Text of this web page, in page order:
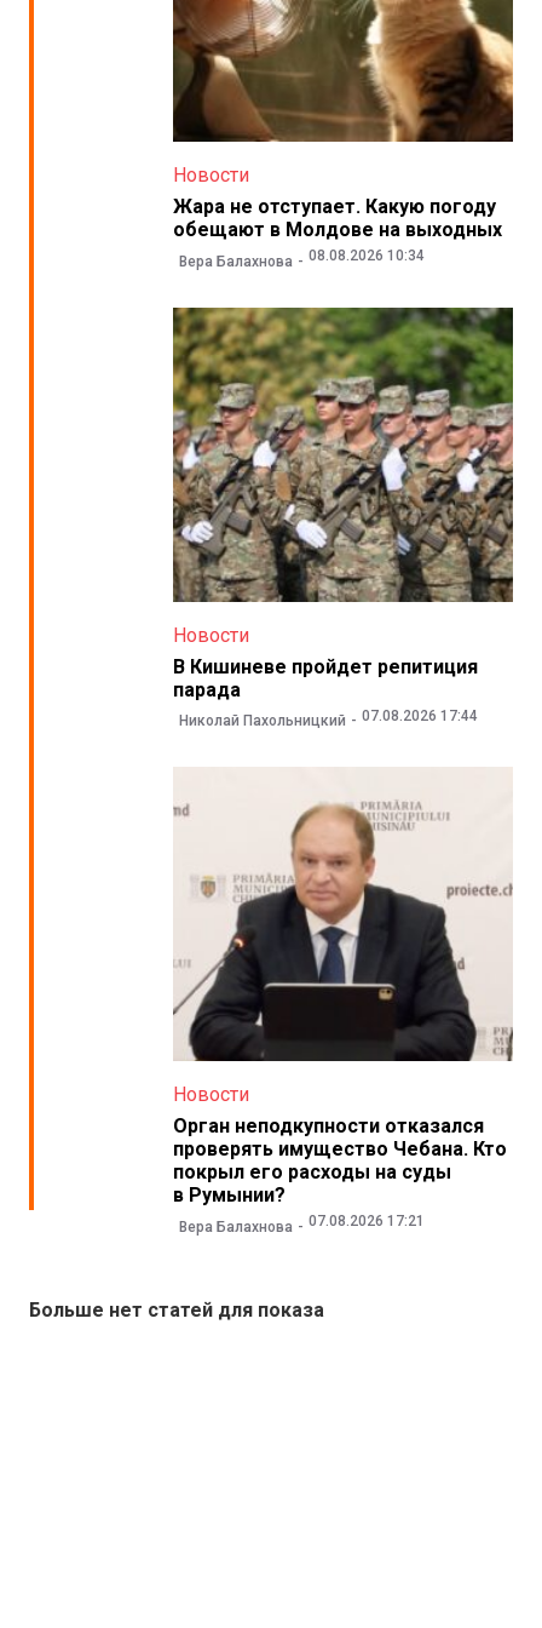
Новости
Жара не отступает. Какую погоду
обещают в Молдове на выходных
Вера Балахнова 08.08.2026 10:34
Новости
В Кишиневе пройдет репитиция
парада
Николай Пахольницкий 07.08.2026 17:44
Новости
Орган неподкупности отказался
проверять имущество Чебана. Кто
покрыл его расходы на суды
в Румынии?
Вера Балахнова 07.08.2026 17:21
Больше нет статей для показа